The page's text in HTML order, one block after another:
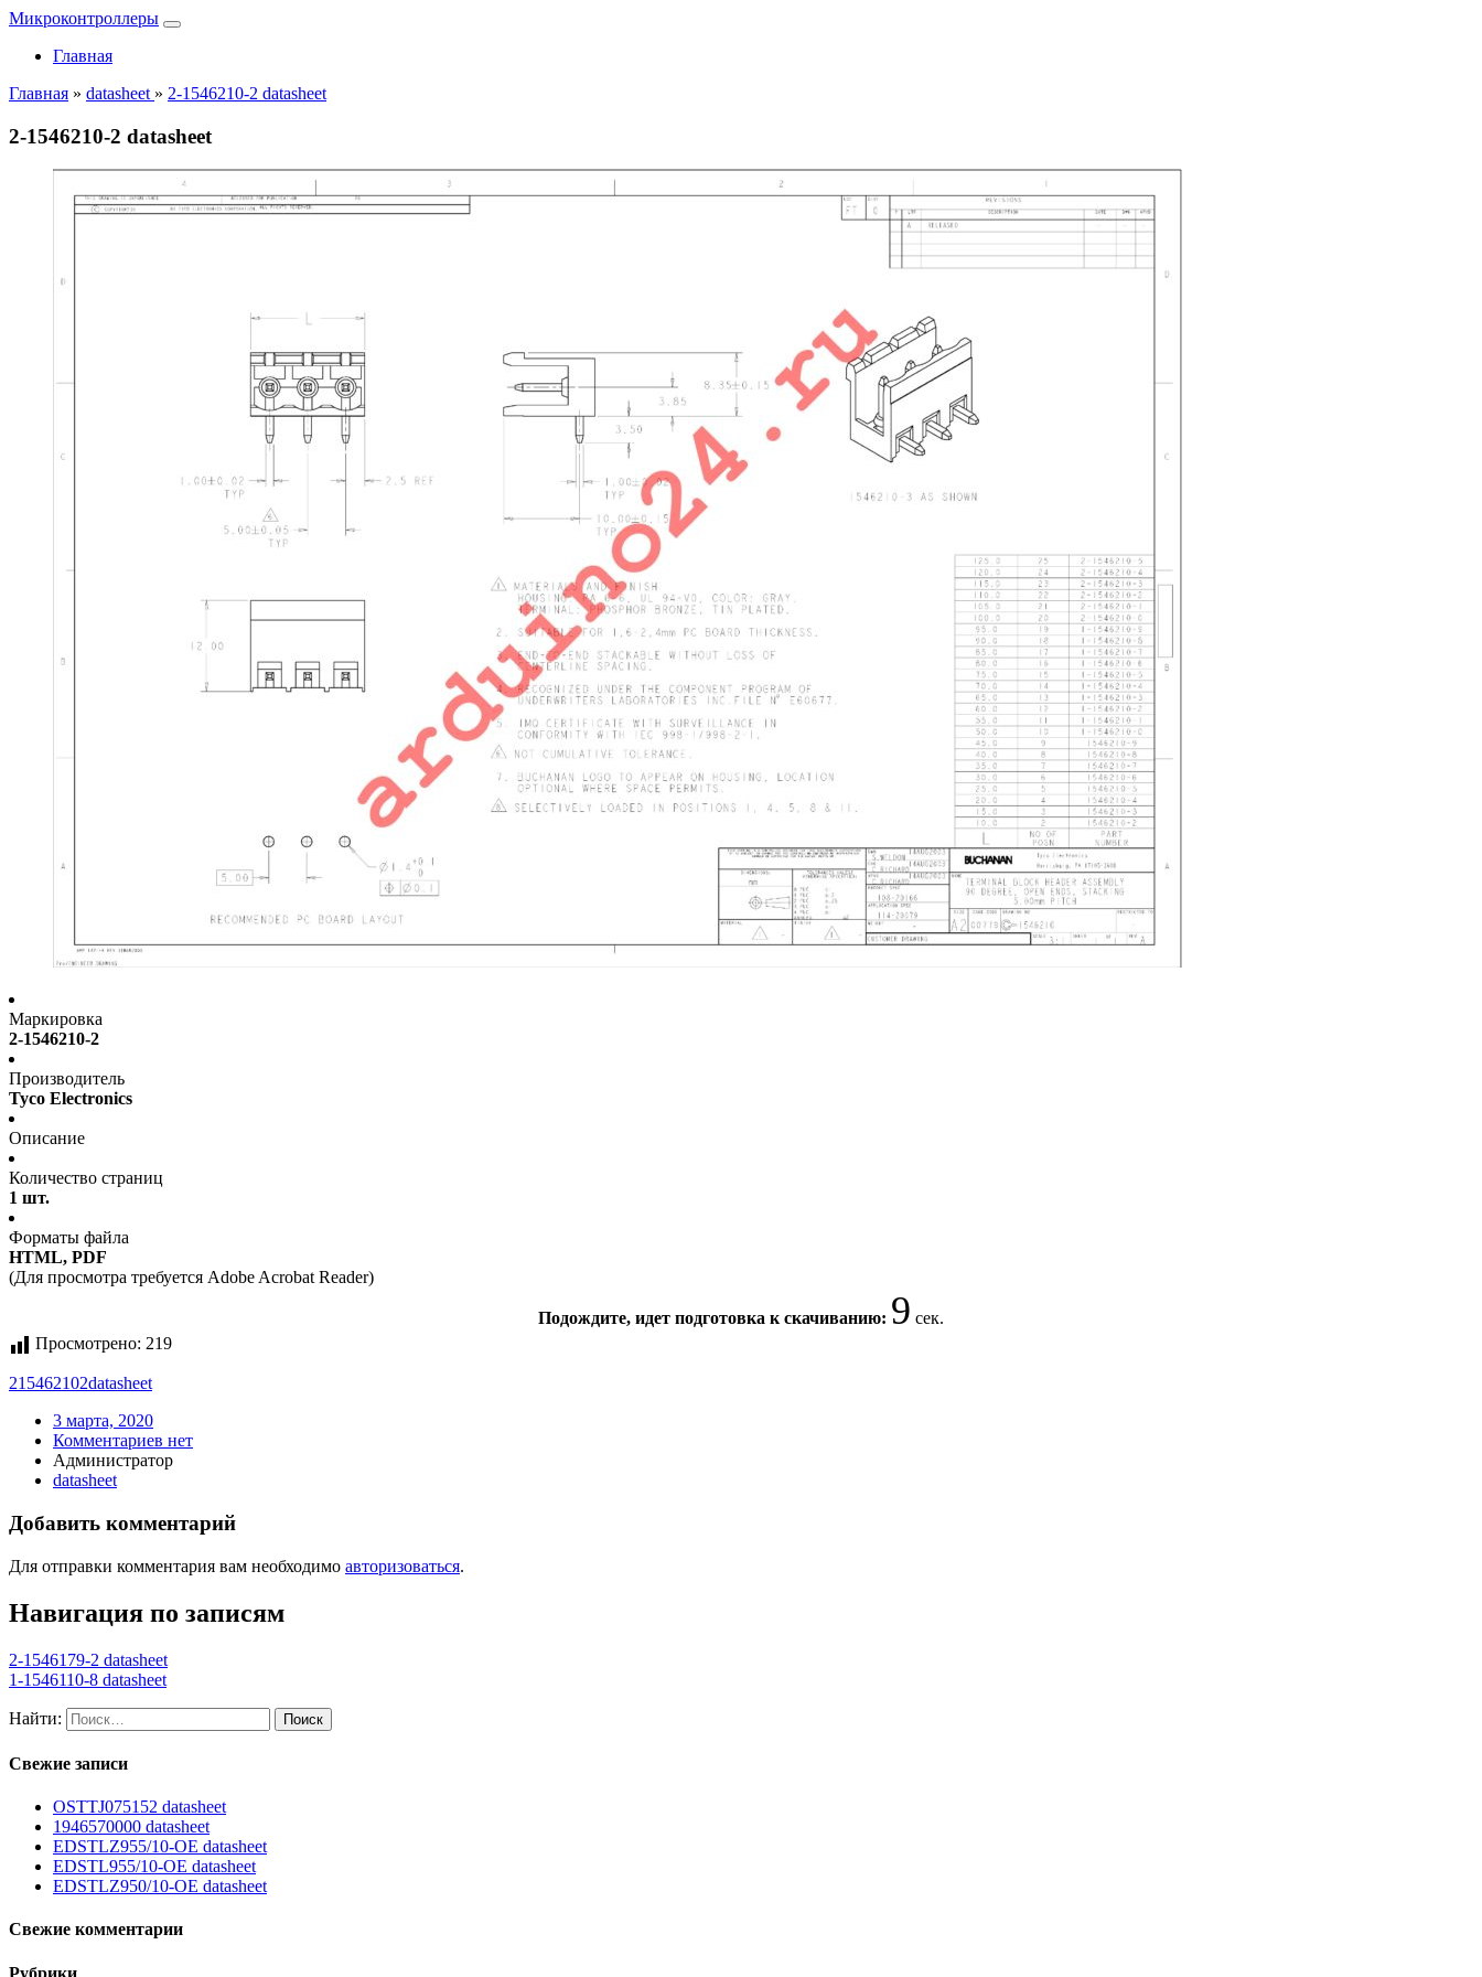
Микроконтроллеры
Главная
Главная » datasheet » 2-1546210-2 datasheet
2-1546210-2 datasheet
Маркировка
2-1546210-2
Производитель
Tyco Electronics
Описание
Количество страниц
1 шт.
Форматы файла
HTML, PDF
(Для просмотра требуется Adobe Acrobat Reader)
Подождите, идет подготовка к скачиванию: 9 сек.
Просмотрено: 219
215462102datasheet
3 марта, 2020
Комментариев нет
Администратор
datasheet
Добавить комментарий
Для отправки комментария вам необходимо авторизоваться.
Навигация по записям
2-1546179-2 datasheet
1-1546110-8 datasheet
Найти:
Свежие записи
OSTTJ075152 datasheet
1946570000 datasheet
EDSTLZ955/10-OE datasheet
EDSTL955/10-OE datasheet
EDSTLZ950/10-OE datasheet
Свежие комментарии
Рубрики